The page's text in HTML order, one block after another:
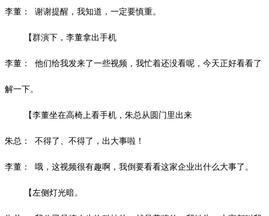
李董： 谢谢提醒，我知道，一定要慎重。
【群演下，李董拿出手机
李董： 他们给我发来了一些视频，我忙着还没看呢，今天正好看看了
解一下。
【李董坐在高椅上看手机，朱总从圆门里出来
朱总： 不得了、不得了，出大事啦！
李董： 哦，这视频很有趣啊，我倒要看看这家企业出什么大事了。
【左侧灯光暗。